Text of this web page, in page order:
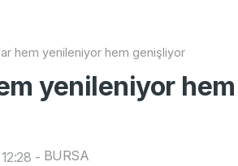
hem yenileniyor hem genişliyor
yenileniyor hem
- BURSA